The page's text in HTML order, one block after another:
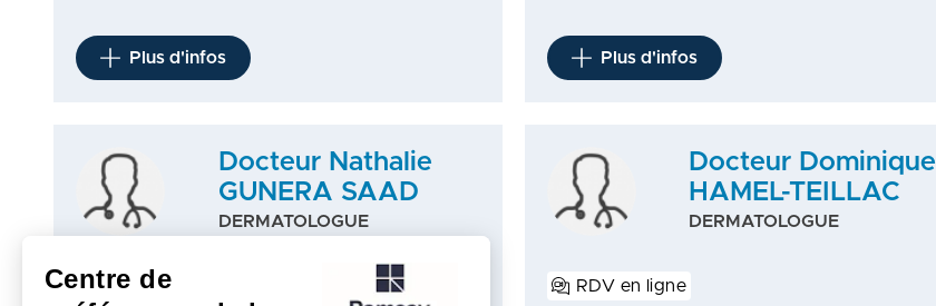
Plus d'infos Plus d'infos
Docteur Nathalie
GUNERA SAAD
DERMATOLOGUE
Docteur Dominique
HAMEL-TEILLAC
DERMATOLOGUE
RDV en ligne
Centre de